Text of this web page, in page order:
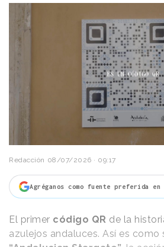
Redacción 08/07/2026 · 09:17
Agréganos como fuente preferida en
El primer código QR de la
azulejos andaluces. Así es como